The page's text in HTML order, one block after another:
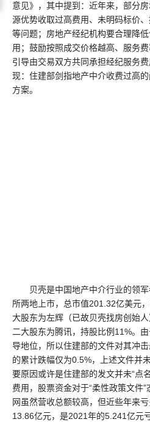
意见》，其中提到：近年来，部分
源优势收取过高费用、未明码标价
等问题；房地产经纪机构要合理降
用；鼓励按照成交价格越高、服务
引导由交易双方共同承担经纪服务
现：住建部剑指地产中介收费过高
方案。
贝壳是中国地产中介行业的领
所两地上市，总市值201.32亿美元
大股东为左辉（已故贝壳找房创始
二大股东为腾讯，持股比例11%。
导地位，所以住建部的文件对其冲
的累计跌幅仅为0.5%，上述文件并
要原因或许是住建部的发文并未“点
费用，股票资金对于“柔性政策文件
网虽然营收总额较高，但近些年来
13.86亿元，是2021年的5.241亿元